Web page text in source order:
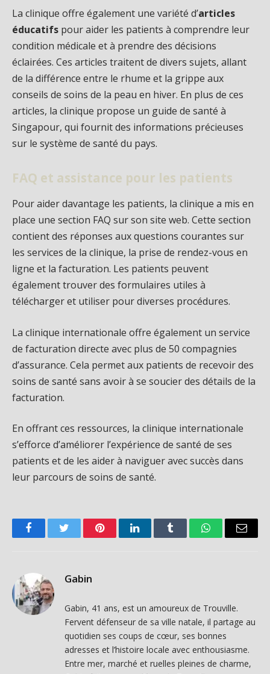
La clinique offre également une variété d’articles
éducatifs pour aider les patients à comprendre leur
condition médicale et à prendre des décisions
éclairées. Ces articles traitent de divers sujets, allant
de la différence entre le rhume et la grippe aux
conseils de soins de la peau en hiver. En plus de ces
articles, la clinique propose un guide de santé à
Singapour, qui fournit des informations précieuses
sur le système de santé du pays.
FAQ et assistance pour les patients
Pour aider davantage les patients, la clinique a mis en
place une section FAQ sur son site web. Cette section
contient des réponses aux questions courantes sur
les services de la clinique, la prise de rendez-vous en
ligne et la facturation. Les patients peuvent
également trouver des formulaires utiles à
télécharger et utiliser pour diverses procédures.
La clinique internationale offre également un service
de facturation directe avec plus de 50 compagnies
d’assurance. Cela permet aux patients de recevoir des
soins de santé sans avoir à se soucier des détails de la
facturation.
En offrant ces ressources, la clinique internationale
s’efforce d’améliorer l’expérience de santé de ses
patients et de les aider à naviguer avec succès dans
leur parcours de soins de santé.
FacebookTwitter PinterestLinkedInTumblr WhatsAppEmail
Gabin
Gabin, 41 ans, est un amoureux de Trouville.
Fervent défenseur de sa ville natale, il partage au
quotidien ses coups de cœur, ses bonnes
adresses et l’histoire locale avec enthousiasme.
Entre mer, marché et ruelles pleines de charme,